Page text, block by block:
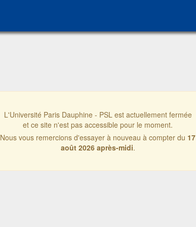
L'Université Paris Dauphine - PSL est actuellement fermée
et ce site n'est pas accessible pour le moment.
Nous vous remercions d'essayer à nouveau à compter du 17
août 2026 après-midi.